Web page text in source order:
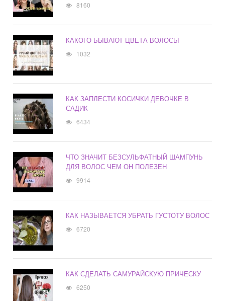
8160
КАКОГО БЫВАЮТ ЦВЕТА ВОЛОСЫ
1032
КАК ЗАПЛЕСТИ КОСИЧКИ ДЕВОЧКЕ В
САДИК
6434
ЧТО ЗНАЧИТ БЕЗСУЛЬФАТНЫЙ ШАМПУНЬ
ДЛЯ ВОЛОС ЧЕМ ОН ПОЛЕЗЕН
9914
КАК НАЗЫВАЕТСЯ УБРАТЬ ГУСТОТУ ВОЛОС
6720
КАК СДЕЛАТЬ САМУРАЙСКУЮ ПРИЧЕСКУ
6250